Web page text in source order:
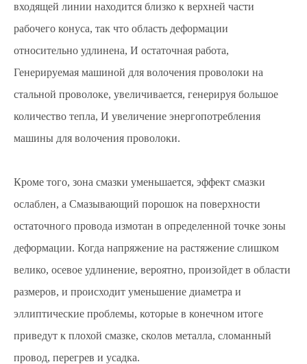
входящей линии находится близко к верхней части
рабочего конуса, так что область деформации
относительно удлинена, И остаточная работа,
Генерируемая машиной для волочения проволоки на
стальной проволоке, увеличивается, генерируя большое
количество тепла, И увеличение энергопотребления
машины для волочения проволоки.
Кроме того, зона смазки уменьшается, эффект смазки
ослаблен, а Смазывающий порошок на поверхности
остаточного провода измотан в определенной точке зоны
деформации. Когда напряжение на растяжение слишком
велико, осевое удлинение, вероятно, произойдет в области
размеров, и происходит уменьшение диаметра и
эллиптические проблемы, которые в конечном итоге
приведут к плохой смазке, сколов металла, сломанный
провод, перегрев и усадка.